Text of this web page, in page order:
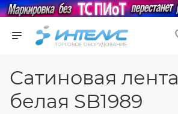
Сатиновая лента
белая SB1989